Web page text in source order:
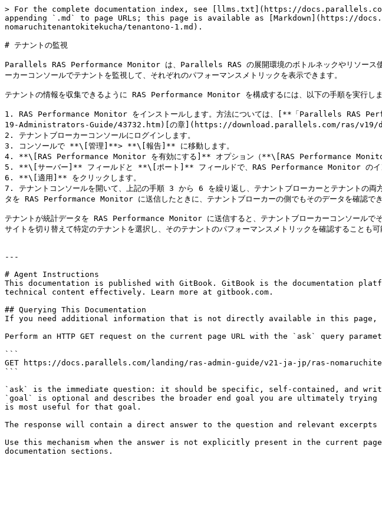
> For the complete documentation index, see [llms.txt](https://
appending `.md` to page URLs; this page is available as [Markdown](https://
nomaruchitenantokitekucha/tenantono-1.md).
# テナントの監視
Parallels RAS Performance Monitor は、Parallels RAS の展開環境のボトルネックやリソース使
ーカーコンソールでテナントを監視して、それぞれのパフォーマンスメトリックを表示できます。
テナントの情報を収集できるように RAS Performance Monitor を構成するには、以下の手順を実行しま
1. RAS Performance Monitor をインストールします。方法については、[**「Parallels
19-Administrators-Guide/43732.htm)[の章](https://download.parallels.com/ras/v19/
2. テナントブローカーコンソールにログインします。
3. コンソールで **\[管理]**> **\[報告]** に移動します。
4. **\[RAS Performance Monitor を有効にする]** オプション（**\[RAS Performance Monitor
5. **\[サーバー]** フィールドと **\[ポート]** フィールドで、RAS Performance Monitor のインス
6. **\[適用]** をクリックします。
7. テナントコンソールを開いて、上記の手順 3 から 6 を繰り返し、テナントブローカーとテナントの
タを RAS Performance Monitor に送信したときに、テナントブローカーの側でもそのデータを確認でき
テナントが統計データを RAS Performance Monitor に送信すると、テナントブローカーコンソール
サイトを切り替えて特定のテナントを選択し、そのテナントのパフォーマンスメトリックを確認することも可
---
# Agent Instructions
This documentation is published with GitBook. GitBook is the documentation
technical content effectively. Learn more at gitbook.com.
## Querying This Documentation
If you need additional information that is not directly available in this page,
Perform an HTTP GET request on the current page URL with the `ask` query
```
GET https://docs.parallels.com/landing/ras-admin-guide/v21-ja-jp/ras-
```
`ask` is the immediate question: it should be specific, self-contained, and
`goal` is optional and describes the broader end goal you are ultimately
is most useful for that goal.
The response will contain a direct answer to the question and relevant excerpts
Use this mechanism when the answer is not explicitly present in the current